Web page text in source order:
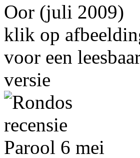
Oor (juli 2009)
klik op
voor een
versie